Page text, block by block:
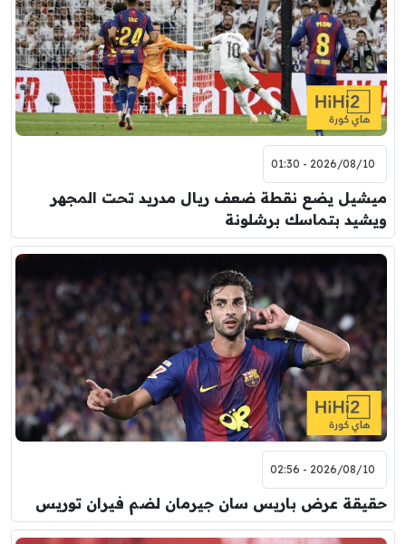
2026/08/10 - 01:30
ميشيل يضع نقطة ضعف ريال مدريد تحت المجهر
ويشيد بتماسك برشلونة
2026/08/10 - 02:56
حقيقة عرض باريس سان جيرمان لضم فيران توريس